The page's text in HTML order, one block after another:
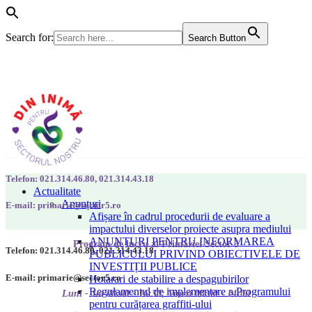
Search for: Search Button
Actualitate
Anunțuri
Afișare în cadrul procedurii de evaluare a
impactului diverselor proiecte asupra mediului
ANUNȚURI PENTRU INFORMAREA
PUBLICULUI PRIVIND OBIECTIVELE DE
INVESTIȚII PUBLICE
Hotarari de stabilire a despagubirilor
Regulamentul de implementare a Programului
pentru curățarea graffiti-ului
Telefon: 021.314.46.80, 021.314.43.18
E-mail: primarie@sector5.ro
Program de lucru al Primăriei Sector 5
Luni - Joi 08:00 - 16:30; Vineri 08:00 - 14:00
Telefon: 021.314.46.80, 021.314.43.18
E-mail: primarie@sector5.ro